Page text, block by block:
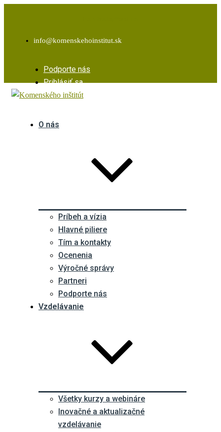
info@komenskehoinstitut.sk
Podporte nás
Prihlásiť sa
O nás
Príbeh a vízia
Hlavné piliere
Tím a kontakty
Ocenenia
Výročné správy
Partneri
Podporte nás
Vzdelávanie
Všetky kurzy a webináre
Inovačné a aktualizačné
vzdelávanie